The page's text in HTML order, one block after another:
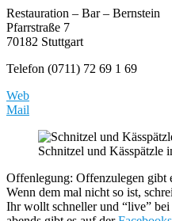
Restauration – Bar – Bernstein
Pfarrstraße 7
70182 Stuttgart
Telefon (0711) 72 69 1 69
Web
Mail
Schnitzel und Kässpätzle
Offenlegung: Offenzulegen gibt
Wenn dem mal nicht so ist,
Ihr wollt schneller und “live” bei